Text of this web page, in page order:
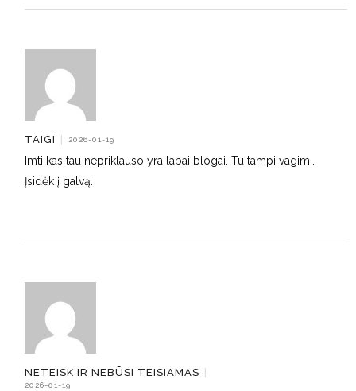
TAIGI | 2026-01-19
Imti kas tau nepriklauso yra labai blogai. Tu tampi vagimi.
Įsidėk į galvą.
NETEISK IR NEBŪSI TEISIAMAS |
2026-01-19